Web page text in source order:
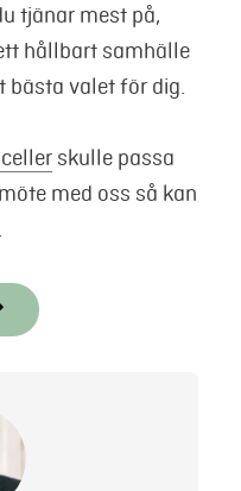
tjänar mest på,
hållbart samhälle
bästa valet för dig.
skulle passa
med oss så kan